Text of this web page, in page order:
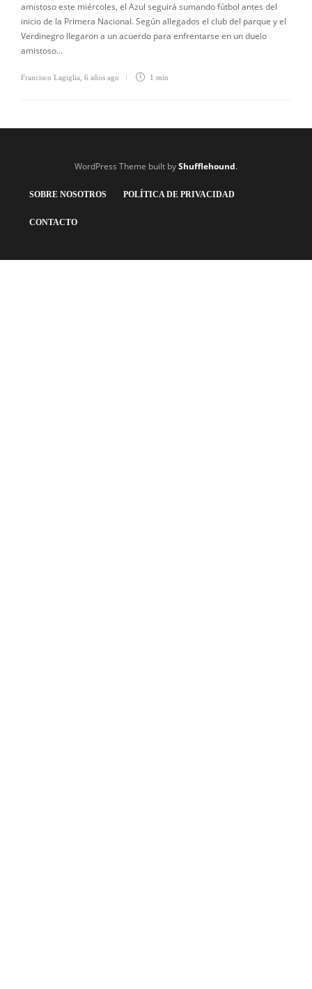
amistoso este miércoles, el Azul seguirá sumando fútbol antes del
inicio de la Primera Nacional. Según allegados el club del parque y el
Verdinegro llegaron a un acuerdo para enfrentarse en un duelo
amistoso…
Francisco Lagiglia 6 años ago 1 min
WordPress Theme built byShufflehound.
SOBRE NOSOTROS POLÍTICA DE PRIVACIDAD
CONTACTO